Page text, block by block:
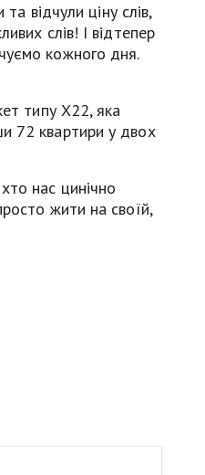
відчули ціну слів,
слів! І відтепер
кожного дня.
типу Х22, яка
72 квартири у двох
нас цинічно
жити на своїй,